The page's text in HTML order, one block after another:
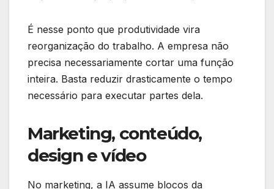
É nesse ponto que produtividade vira
reorganização do trabalho. A empresa não
precisa necessariamente cortar uma função
inteira. Basta reduzir drasticamente o tempo
necessário para executar partes dela.
Marketing, conteúdo,
design e vídeo
No marketing, a IA assume blocos da